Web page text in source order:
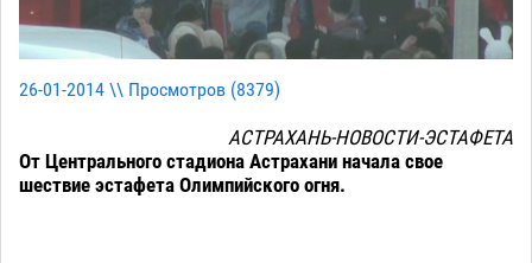
26-01-2014 \\ Просмотров (8379)
АСТРАХАНЬ-НОВОСТИ-ЭСТАФЕТА
От Центрального стадиона Астрахани начала свое
шествие эстафета Олимпийского огня.